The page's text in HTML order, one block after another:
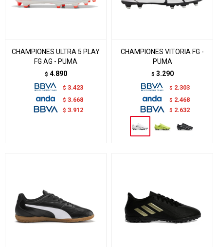
CHAMPIONES ULTRA 5 PLAY
FG AG - PUMA
$ 4.890
$ 3.423
$ 3.668
$ 3.912
CHAMPIONES VITORIA FG -
PUMA
$ 3.290
$ 2.303
$ 2.468
$ 2.632